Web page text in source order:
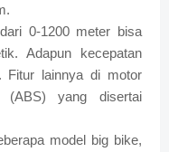
0-1200 meter bisa
Adapun kecepatan
Fitur lainnya di motor
(ABS) yang disertai
model big bike,